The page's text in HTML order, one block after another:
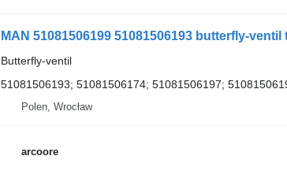
MAN 51081506199 51081506193 butterfly-
Butterfly-ventil
51081506193; 51081506174; 51081506197;
Polen, Wrocław
arcoore